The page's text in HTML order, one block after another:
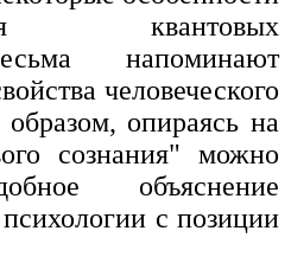
квантовых
напоминают
человеческого
опираясь на
сознания" можно
объяснение
с позиции